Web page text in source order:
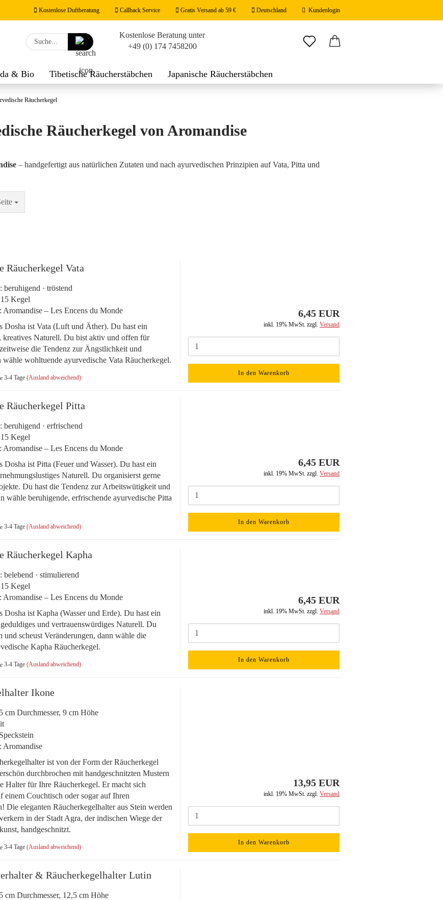
Kostenlose Duftberatung Callback Service Gratis Versand ab 59 € Deutschland
Lieferland
Kundenlogin
E-Mail
Suche...
Kostenlose Beratung unter
+49 (0) 174 7458200
& Bio Tibetische Räucherstäbchen
Japanische Räucherstäbchen
Räucherkegel
Räucherkegel von Aromandise
– handgefertigt aus natürlichen Zutaten und nach ayurvedischen Prinzipien auf Vata, Pitta und
Räucherkegel Vata
beruhigend · tröstend
Kegel
Aromandise – Les Encens du Monde
Dosha ist Vata (Luft und Äther). Du hast ein
kreatives Naturell. Du bist aktiv und offen für
die Tendenz zur Ängstlichkeit und
wähle wohltuende ayurvedische Vata Räucherkegel.
3-4 Tage (Ausland abweichend)
6,45 EUR
inkl. 19% MwSt. zzgl. Versand
In den Warenkorb
Räucherkegel Pitta
beruhigend · erfrischend
Kegel
Aromandise – Les Encens du Monde
Dosha ist Pitta (Feuer und Wasser). Du hast ein
Naturell. Du organisierst gerne
Du hast die Tendenz zur Arbeitswütigkeit und
wähle beruhigende, erfrischende ayurvedische Pitta
3-4 Tage (Ausland abweichend)
6,45 EUR
inkl. 19% MwSt. zzgl. Versand
In den Warenkorb
Räucherkegel Kapha
belebend · stimulierend
Kegel
Aromandise – Les Encens du Monde
Dosha ist Kapha (Wasser und Erde). Du hast ein
und vertrauenswürdiges Naturell. Du
und scheust Veränderungen, dann wähle die
Kapha Räucherkegel.
3-4 Tage (Ausland abweichend)
6,45 EUR
inkl. 19% MwSt. zzgl. Versand
In den Warenkorb
Ikone
cm Durchmesser, 9 cm Höhe
Aromandise
ist von der Form der Räucherkegel
durchbrochen mit handgeschnitzten Mustern
Halter für Ihre Räucherkegel. Er macht sich
einem Couchtisch oder sogar auf Ihren
Die eleganten Räucherkegelhalter aus Stein werden
in der Stadt Agra, der indischen Wiege der
handgeschnitzt.
3-4 Tage (Ausland abweichend)
13,95 EUR
inkl. 19% MwSt. zzgl. Versand
In den Warenkorb
& Räucherkegelhalter Lutin
cm Durchmesser, 12,5 cm Höhe